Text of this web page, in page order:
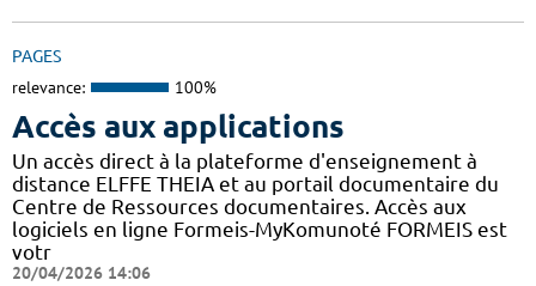
PAGES
relevance: 100%
Accès aux applications
Un accès direct à la plateforme d'enseignement à
distance ELFFE THEIA et au portail documentaire du
Centre de Ressources documentaires. Accès aux
logiciels en ligne Formeis-MyKomunoté FORMEIS est
votr
20/04/2026 14:06